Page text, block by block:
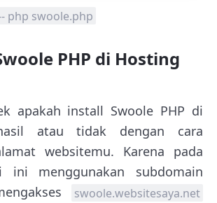
php swoole.php
PHP di Hosting
apakah install Swoole PHP di
atau tidak dengan cara
websitemu. Karena pada
ini menggunakan subdomain
swoole.websitesaya.net